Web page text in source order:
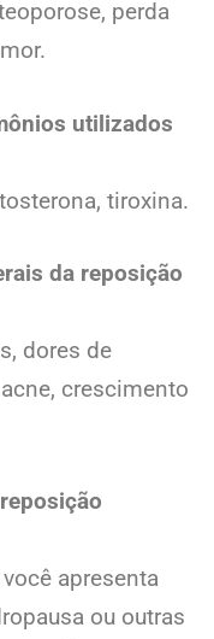
perda
utilizados
tiroxina.
da reposição
dores de
crescimento
apresenta
ou outras